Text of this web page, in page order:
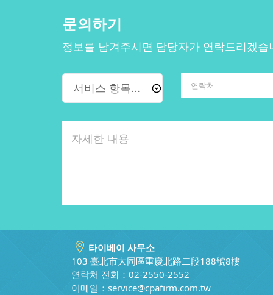
문의하기
정보를 남겨주시면 담당자가 연락드리겠습
타이베이 사무소
103 臺北市大同區重慶北路二段188號8樓
연락처 전화：02-2550-2552
이메일： service@cpafirm.com.tw